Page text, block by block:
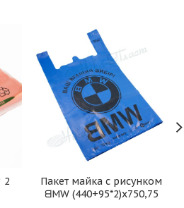
2
Пакет майка с рисунком
ᗺMW (440+95*2)х750,75